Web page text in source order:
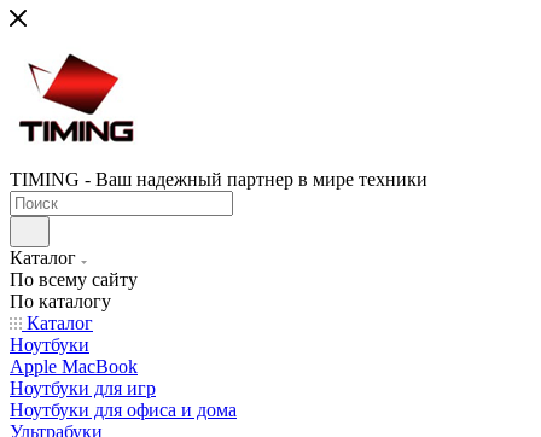
TIMING - Ваш надежный партнер в мире техники
Каталог
По всему сайту
По каталогу
Каталог
Ноутбуки
Apple MacBook
Ноутбуки для игр
Ноутбуки для офиса и дома
Ультрабуки